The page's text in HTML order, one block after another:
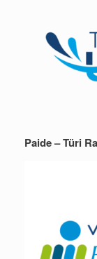
Paide – Türi